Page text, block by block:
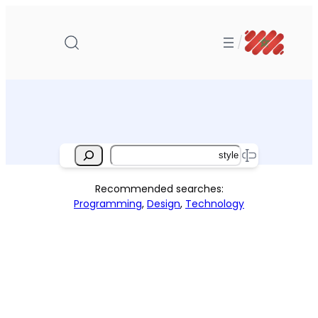
المحتوى
/
Search
Recommended searches:
Programming, Design, Technology